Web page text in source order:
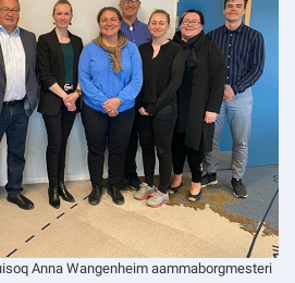
Anna Wangenheim aammaborgmesteri